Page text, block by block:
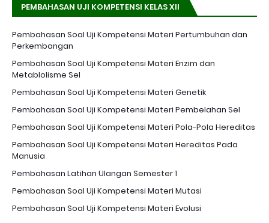
PEMBAHASAN UJI KOMPETENSI KELAS XII
Pembahasan Soal Uji Kompetensi Materi Pertumbuhan dan
Perkembangan
Pembahasan Soal Uji Kompetensi Materi Enzim dan
Metablolisme Sel
Pembahasan Soal Uji Kompetensi Materi Genetik
Pembahasan Soal Uji Kompetensi Materi Pembelahan Sel
Pembahasan Soal Uji Kompetensi Materi Pola-Pola Hereditas
Pembahasan Soal Uji Kompetensi Materi Hereditas Pada
Manusia
Pembahasan Latihan Ulangan Semester 1
Pembahasan Soal Uji Kompetensi Materi Mutasi
Pembahasan Soal Uji Kompetensi Materi Evolusi